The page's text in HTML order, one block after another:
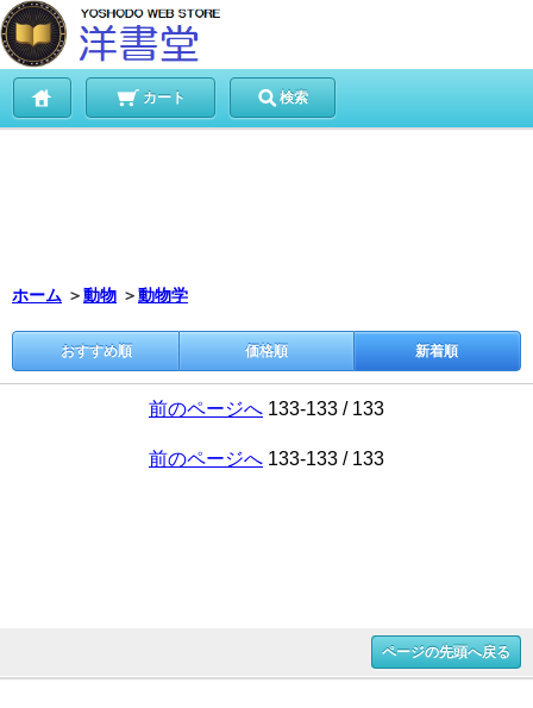
カート 検索
ホーム ＞動物 ＞動物学
おすすめ順 価格順 新着順
前のページへ 133-133 / 133
前のページへ 133-133 / 133
ページの先頭へ戻る